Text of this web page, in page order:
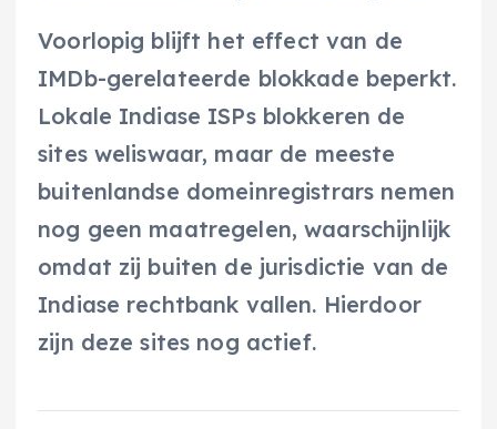
Voorlopig blijft het effect van de
IMDb-gerelateerde blokkade beperkt.
Lokale Indiase ISPs blokkeren de
sites weliswaar, maar de meeste
buitenlandse domeinregistrars nemen
nog geen maatregelen, waarschijnlijk
omdat zij buiten de jurisdictie van de
Indiase rechtbank vallen. Hierdoor
zijn deze sites nog actief.